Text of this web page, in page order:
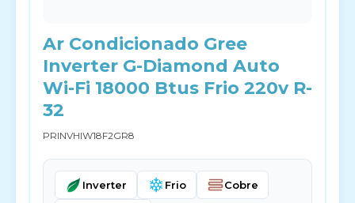
Ar Condicionado Gree
Inverter G-Diamond Auto
Wi-Fi 18000 Btus Frio 220v R-
32
PRINVHIW18F2GR8
Inverter Frio Cobre